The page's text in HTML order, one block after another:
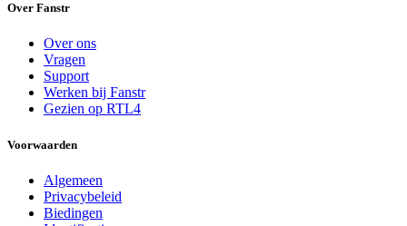
Over Fanstr
Over ons
Vragen
Support
Werken bij Fanstr
Gezien op RTL4
Voorwaarden
Algemeen
Privacybeleid
Biedingen